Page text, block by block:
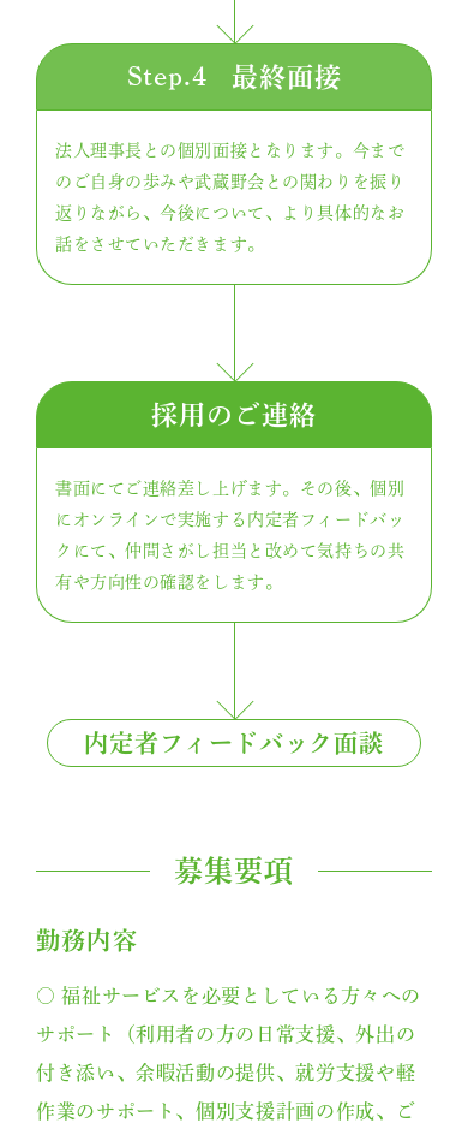
おしらせ
職員の声
よくある質問
採用情報
Step.4 最終面接
法人理事長との個別面接となります。今まで
のご自身の歩みや武蔵野会との関わりを振り
返りながら、今後について、より具体的なお
話をさせていただきます。
採用の ご連絡
書面にてご連絡差し上げます。その後、個別
にオンラインで実施する内定者フィードバッ
クにて、仲間さがし担当と改めて気持ちの共
有や方向性の確認をします。
内定者フィードバック面談
募集要項
勤務内容
○ 福祉サービスを必要としている方々への
サポート（利用者の方の日常支援、外出の
付き添い、余暇活動の提供、就労支援や軽
作業のサポート、個別支援計画の作成、ご